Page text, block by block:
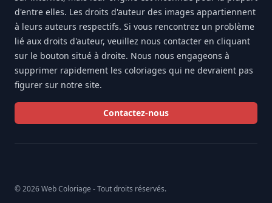
d'entre elles. Les droits d'auteur des images appartiennent
à leurs auteurs respectifs. Si vous rencontrez un problème
lié aux droits d'auteur, veuillez nous contacter en cliquant
sur le bouton situé à droite. Nous nous engageons à
supprimer rapidement les coloriages qui ne devraient pas
figurer sur notre site.
Contactez-nous
© 2026 Web Coloriage - Tout droits réservés.